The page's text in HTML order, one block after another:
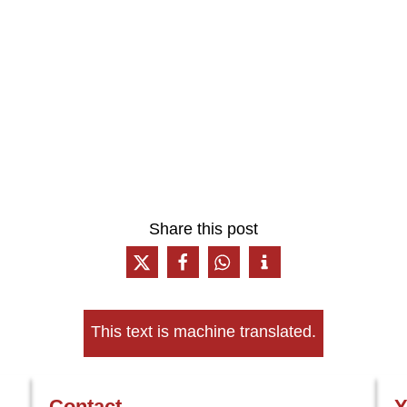
Share this post
This text is machine translated.